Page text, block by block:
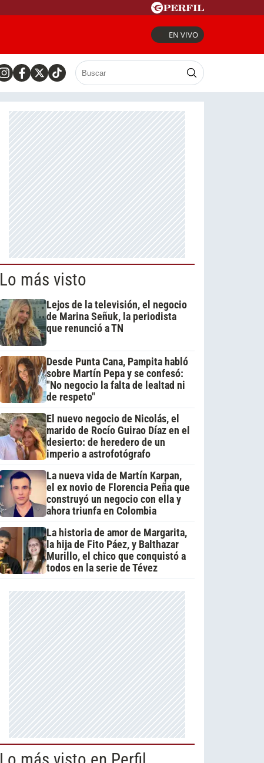
EN VIVO
Lo más visto
Lejos de la televisión, el negocio
de Marina Señuk, la periodista
que renunció a TN
Desde Punta Cana, Pampita habló
sobre Martín Pepa y se confesó:
"No negocio la falta de lealtad ni
de respeto"
El nuevo negocio de Nicolás, el
marido de Rocío Guirao Díaz en el
desierto: de heredero de un
imperio a astrofotógrafo
La nueva vida de Martín Karpan,
el ex novio de Florencia Peña que
construyó un negocio con ella y
ahora triunfa en Colombia
La historia de amor de Margarita,
la hija de Fito Páez, y Balthazar
Murillo, el chico que conquistó a
todos en la serie de Tévez